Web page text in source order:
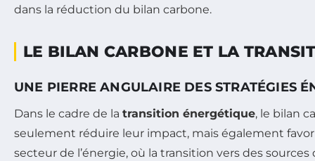
dans la réduction du bilan carbone.
LE BILAN CARBONE ET LA
UNE PIERRE ANGULAIRE DES STRATÉGIES
Dans le cadre de la transition énergétique, le bilan
seulement réduire leur impact, mais également
secteur de l’énergie, où la transition vers des